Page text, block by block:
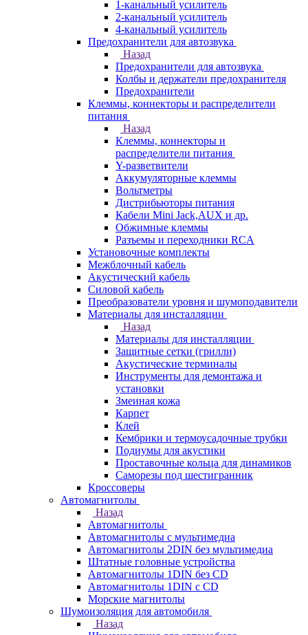
1-канальный усилитель
2-канальный усилитель
4-канальный усилитель
Предохранители для автозвука
Назад
Предохранители для автозвука
Колбы и держатели предохранителя
Предохранители
Клеммы, коннекторы и распределители
питания
Назад
Клеммы, коннекторы и
распределители питания
Y-разветвители
Аккумуляторные клеммы
Вольтметры
Дистрибьюторы питания
Кабели Mini Jack,AUX и др.
Обжимные клеммы
Разъемы и переходники RCA
Установочные комплекты
Межблочный кабель
Акустический кабель
Силовой кабель
Преобразователи уровня и шумоподавители
Материалы для инсталляции
Назад
Материалы для инсталляции
Защитные сетки (грилли)
Акустические терминалы
Инструменты для демонтажа и
установки
Змеиная кожа
Карпет
Клей
Кембрики и термоусадочные трубки
Подиумы для акустики
Проставочные кольца для динамиков
Саморезы под шестигранник
Кроссоверы
Автомагнитолы
Назад
Автомагнитолы
Автомагнитолы с мультимедиа
Автомагнитолы 2DIN без мультимедиа
Штатные головные устройства
Автомагнитолы 1DIN без CD
Автомагнитолы 1DIN с CD
Морские магнитолы
Шумоизоляция для автомобиля
Назад